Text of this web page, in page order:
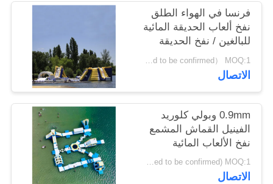
فرنسا في الهواء الطلق
نفخ ألعاب الحديقة المائية
للبالغين / نفخ الحديقة
المائية المعدات
USD40600 - USD50000 /set ( price just for reference, detailed prices need to be confirmed） MOQ:1 مجموعة أو أجزاء من حديقة كاملة
الاتصال
0.9mm وبولي كلوريد
الفينيل القماش المشمع
نفخ الألعاب المائية
العائمة 100 شخص
القدرات
USD 27000- 33000/set ( price just for reference, detailed prices need to be confirmed) MOQ:1 مجموعة أو أجزاء من حديقة كاملة
الاتصال